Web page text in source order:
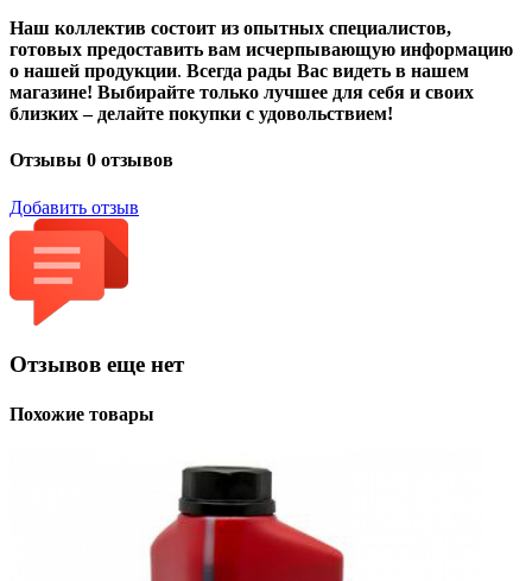
Наш коллектив состоит из опытных специалистов,
готовых предоставить вам исчерпывающую информацию
о нашей продукции. Всегда рады Вас видеть в нашем
магазине! Выбирайте только лучшее для себя и своих
близких – делайте покупки с удовольствием!
Отзывы 0 отзывов
Добавить отзыв
Отзывов еще нет
Похожие товары